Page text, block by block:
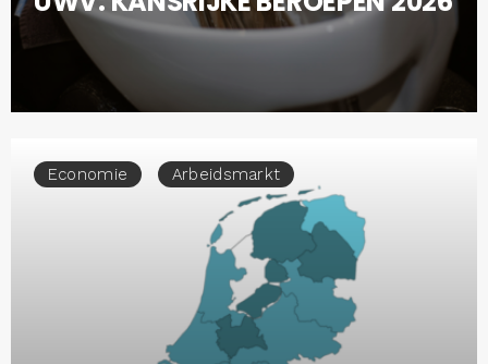
Economie Arbeidsmarkt